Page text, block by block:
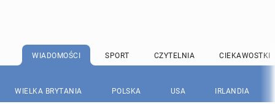
WIADOMOŚCI SPORT CZYTELNIA CIEKAWOSTKI
WIELKA BRYTANIA POLSKA USA IRLANDIA